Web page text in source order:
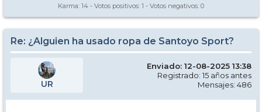
Karma: 14 - Votos positivos: 1 - Votos negativos: 0
Re: ¿Alguien ha usado ropa de Santoyo Sport?
UR
Enviado: 12-08-2025 13:38
Registrado: 15 años antes
Mensajes: 486